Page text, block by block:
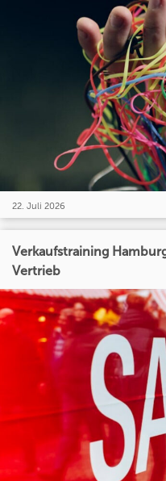
22. Juli 2026
Verkaufstraining
Vertrieb